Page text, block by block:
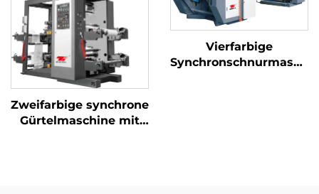
Zweifarbige synchrone
Gürtelmaschine mit
Vierfarbige